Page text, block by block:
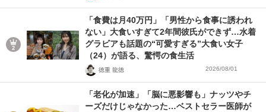
「食費は月40万円」「男性から食事に誘われ
ない」大食いすぎて2年間彼氏ができず…水着
グラビアも話題の“可愛すぎる”大食い女子
（24）が語る、驚愕の食生活
徳重 龍徳 2026/08/01
「老化が加速」「脳に悪影響も」ナッツやチ
ーズだけじゃなかった…ベストセラー医師が